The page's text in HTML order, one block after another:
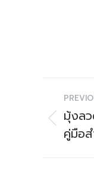
Post
post:
มุ้งล
คู่มือส